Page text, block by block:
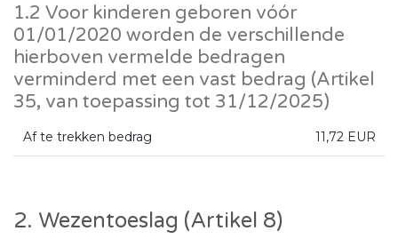
1.2 Voor kinderen geboren vóór
01/01/2020 worden de verschillende
hierboven vermelde bedragen
verminderd met een vast bedrag (Artikel
35, van toepassing tot 31/12/2025)
Af te trekken bedrag 11,72 EUR
2. Wezentoeslag (Artikel 8)